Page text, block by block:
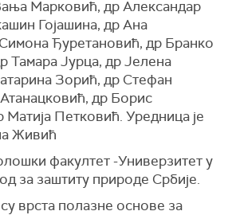
Марковић, др Александар
Гојашина, др Ана
Ђуретановић, др Бранко
Тамара Јурца, др Јелена
Зорић, др Стефан
др Борис
Петковић. Уредница је
Живић
факултет -Универзитет у
за заштиту природе Србије.
врста полазне основе за